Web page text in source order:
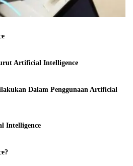
Artificial Intelligence
Dalam Penggunaan Artificial
Intelligence